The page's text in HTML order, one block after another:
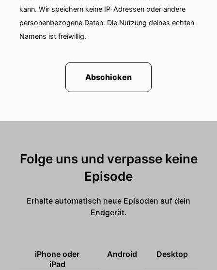
kann. Wir speichern keine IP-Adressen oder andere
personenbezogene Daten. Die Nutzung deines echten
Namens ist freiwillig.
Abschicken
Folge uns und verpasse keine
Episode
Erhalte automatisch neue Episoden auf dein
Endgerät.
iPhone oder
iPad
Android Desktop